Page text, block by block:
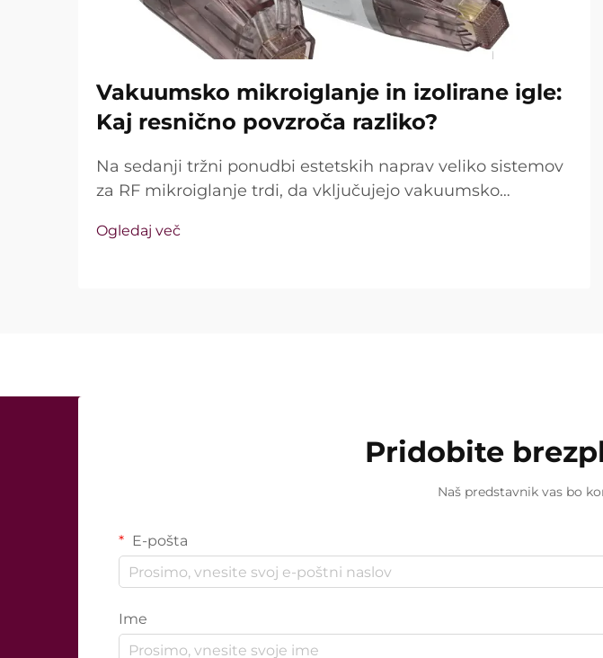
Vakuumsko mikroiglanje in izolirane igle:
Kaj resnično povzroča razliko?
Na sedanji tržni ponudbi estetskih naprav veliko sistemov
za RF mikroiglanje trdi, da vključujejo vakuumsko
te funkcije sploh obstajajo, temveč kako natančno delujejo
Ogledaj več
Pridobite
Naš predstavnik vas bo
E-pošta
Ime